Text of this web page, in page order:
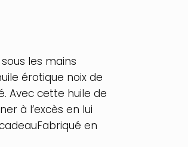
les mains
érotique noix de
Avec cette huile de
à l’excès en lui
en